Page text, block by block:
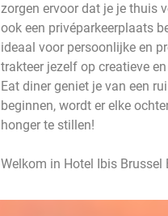
zorgen ervoor dat je je thuis
ook een privéparkeerplaats
ideaal voor persoonlijke en
trakteer jezelf op creatieve
Eat diner geniet je van een
beginnen, wordt er elke
honger te stillen!
Welkom in Hotel Ibis Brussel